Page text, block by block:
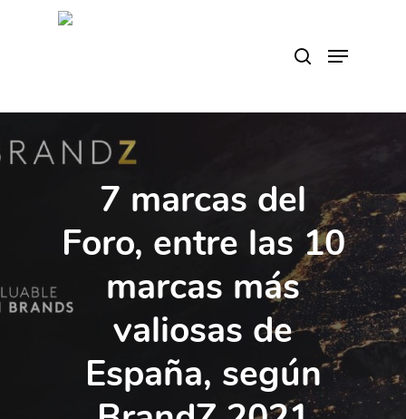
Menu
7 marcas del
Foro, entre las 10
marcas más
valiosas de
España, según